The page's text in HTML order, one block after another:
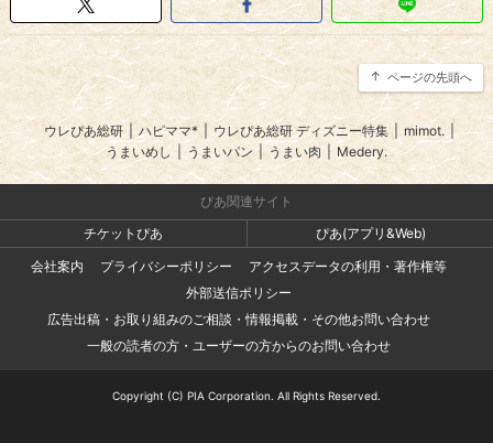
ページの先頭へ
ウレぴあ総研 ハピママ* ウレぴあ総研 ディズニー特集 mimot. |
うまいめし | うまいパン | うまい肉 | Medery.
ぴあ関連サイト
チケットぴあ
ぴあ(アプリ&Web)
会社案内
プライバシーポリシー
アクセスデータの利用・著作権等
外部送信ポリシー
広告出稿・お取り組みのご相談・情報掲載・その他お問い合わせ
一般の読者の方・ユーザーの方からのお問い合わせ
Copyright (C) PIA Corporation. All Rights Reserved.